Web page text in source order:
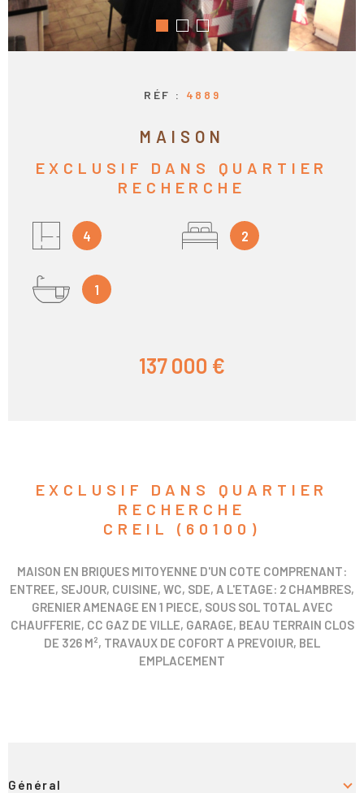
CONTACT
RÉF : 4889
MAISON
EXCLUSIF DANS QUARTIER
RECHERCHE
4 2
1
137 000 €
EXCLUSIF DANS QUARTIER
RECHERCHE
CREIL (60100)
MAISON EN BRIQUES MITOYENNE D'UN COTE COMPRENANT:
ENTREE, SEJOUR, CUISINE, WC, SDE, A L'ETAGE: 2 CHAMBRES,
GRENIER AMENAGE EN 1 PIECE, SOUS SOL TOTAL AVEC
CHAUFFERIE, CC GAZ DE VILLE, GARAGE, BEAU TERRAIN CLOS
DE 326 M², TRAVAUX DE COFORT A PREVOIUR, BEL
EMPLACEMENT
Général